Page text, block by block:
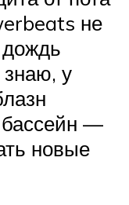
не
дождь
у
бассейн —
новые